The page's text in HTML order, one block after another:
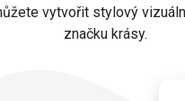
vytvořit stylový
značku krásy.